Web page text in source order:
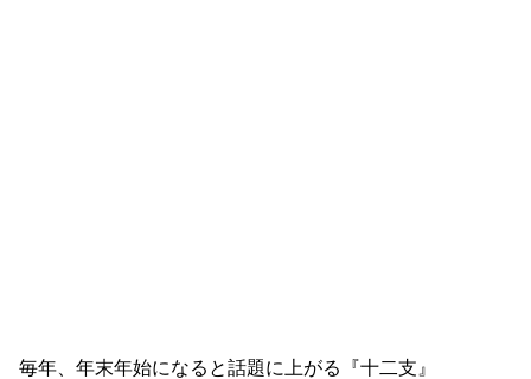
毎年、年末年始になると話題に上がる『十二支』